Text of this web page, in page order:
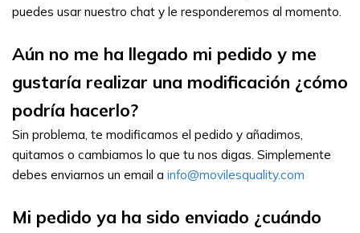
puedes usar nuestro chat y le responderemos al momento.
Aún no me ha llegado mi pedido y me
gustaría realizar una modificación ¿cómo
podría hacerlo?
Sin problema, te modificamos el pedido y añadimos,
quitamos o cambiamos lo que tu nos digas. Simplemente
debes enviarnos un email a info@movilesquality.com
Mi pedido ya ha sido enviado ¿cuándo